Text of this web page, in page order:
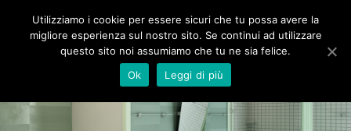
MPS Srl IT
HOME
Utilizziamo i cookie per essere sicuri che tu possa avere la
migliore esperienza sul nostro sito. Se continui ad utilizzare
questo sito noi assumiamo che tu ne sia felice.
Ok
Leggi di più